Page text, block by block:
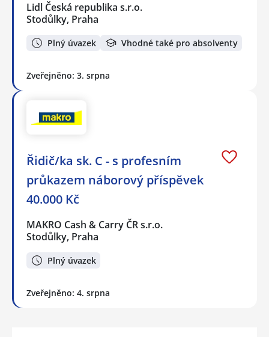
Lidl Česká republika s.r.o.
Stodůlky, Praha
Plný úvazek Vhodné také pro absolventy
Zveřejněno: 3. srpna
Řidič/ka sk. C - s profesním
průkazem náborový příspěvek
40.000 Kč
MAKRO Cash & Carry ČR s.r.o.
Stodůlky, Praha
Plný úvazek
Zveřejněno: 4. srpna